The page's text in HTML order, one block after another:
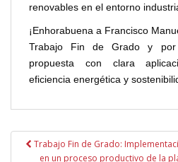
renovables en el entorno
¡Enhorabuena a Francisco
Trabajo Fin de Grado y
propuesta con clara
eficiencia energética y
Navegación
Trabajo Fin de Grado:
en un proceso productivo de la